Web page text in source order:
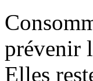
prévenir
Elles